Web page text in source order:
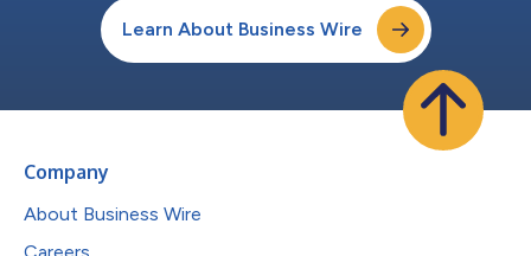
Learn About Business Wire
Company
About Business Wire